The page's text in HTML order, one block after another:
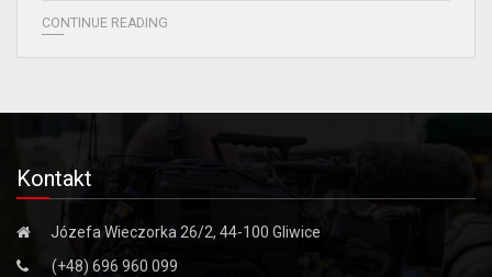
CONTINUE READING
Kontakt
Józefa Wieczorka 26/2, 44-100 Gliwice
(+48) 696 960 099